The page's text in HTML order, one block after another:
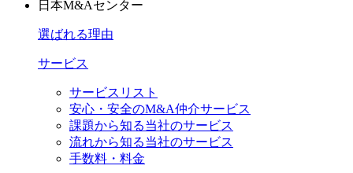
日本M&Aセンター
選ばれる理由
サービス
サービスリスト
安心・安全のM&A仲介サービス
課題から知る当社のサービス
流れから知る当社のサービス
手数料・料金